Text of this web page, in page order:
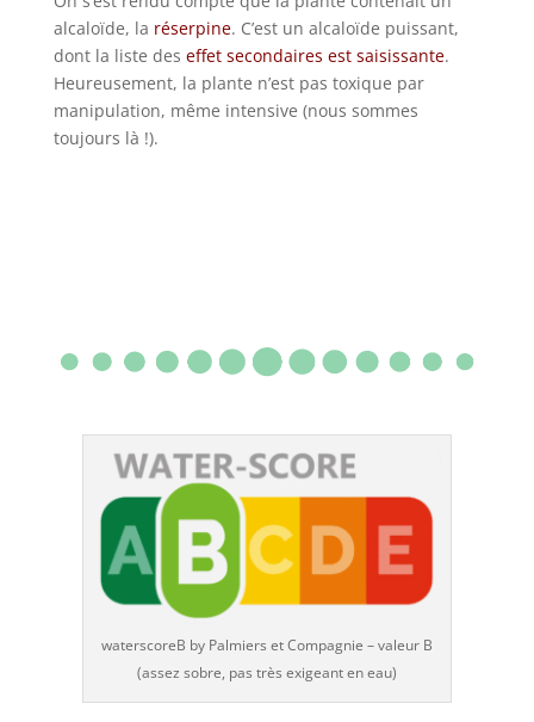
alcaloïde, la réserpine. C’est un alcaloïde puissant,
dont la liste des effet secondaires est saisissante.
Heureusement, la plante n’est pas toxique par
manipulation, même intensive (nous sommes
toujours là !).
waterscoreB by Palmiers et Compagnie – valeur B
(assez sobre, pas très exigeant en eau)